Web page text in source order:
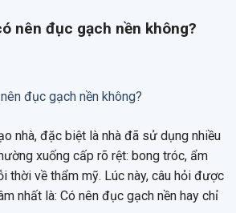
nên đục gạch nền không?
nhà, đặc biệt là nhà đã sử dụng nhiều
xuống cấp rõ rệt: bong tróc, ẩm
thời về thẩm mỹ. Lúc này, câu hỏi được
nhất là: Có nên đục gạch nền hay chỉ